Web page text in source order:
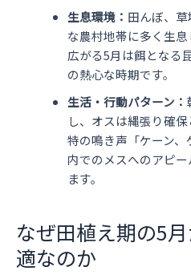
生息環境： 田んぼ、
な農村地帯に多く生
広がる5月は餌となる
の熱心な時期です。
生活・行動パターン：
し、オスは縄張り確
特の鳴き声「ケーン、
内でのメスへのアピ
ます。
なぜ田植え期の5
適なのか